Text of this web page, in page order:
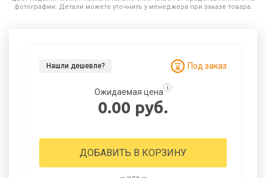
фотографии. Детали можете уточнить у менеджера при заказе товара.
Нашли дешевле? Под заказ
Ожидаемая цена i
0.00 руб.
ДОБАВИТЬ В КОРЗИНУ